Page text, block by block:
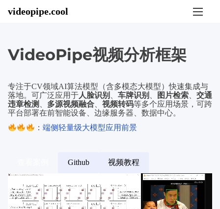
videopipe.cool
VideoPipe视频分析框架
专注于CV领域AI算法模型（含多模态大模型）快速集成与
落地。可广泛应用于人脸识别 车牌识别 图片检索
交通
违章检测
多源视频融合 视频转码等多个应用场景，可跨
平台部署在前智能设备、边缘服务器、数据中心。
： 端侧轻量级大模型应用前景
Github 视频教程